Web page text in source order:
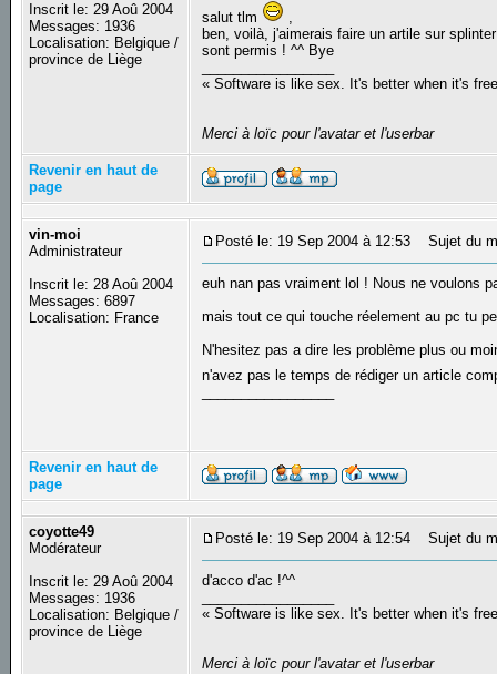
Inscrit le: 29 Aoû 2004
Messages: 1936
Localisation: Belgique /
province de Liège
salut tlm
,
ben, voilà, j'aimerais faire un artile sur
sont permis ! ^^ Bye
« Software is like sex. It's better when it's
Merci à loïc pour l'avatar et l'userbar
Revenir en haut de
page
vin-moi
Administrateur
Inscrit le: 28 Aoû 2004
Messages: 6897
Localisation: France
Posté le: 19 Sep 2004 à 12:53 Sujet du
euh nan pas vraiment lol ! Nous ne voulons
mais tout ce qui touche réelement au pc tu
N'hesitez pas a dire les problème plus ou
n'avez pas le temps de rédiger un article
Revenir en haut de
page
coyotte49
Modérateur
Inscrit le: 29 Aoû 2004
Messages: 1936
Localisation: Belgique /
province de Liège
Posté le: 19 Sep 2004 à 12:54 Sujet du
d'acco d'ac !^^
« Software is like sex. It's better when it's
Merci à loïc pour l'avatar et l'userbar